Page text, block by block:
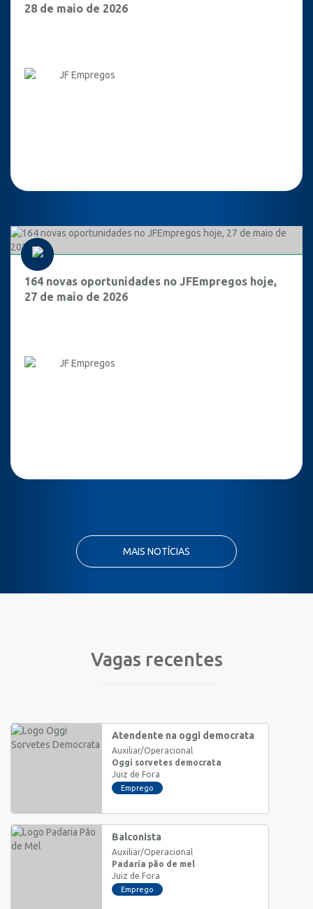
28 de maio de 2026
JF Empregos
164 novas oportunidades no JFEmpregos hoje,
27 de maio de 2026
JF Empregos
MAIS NOTÍCIAS
Vagas recentes
Atendente na oggi democrata
Auxiliar/Operacional
Oggi sorvetes democrata
Juiz de Fora
Emprego
Balconista
Auxiliar/Operacional
Padaria pão de mel
Juiz de Fora
Emprego